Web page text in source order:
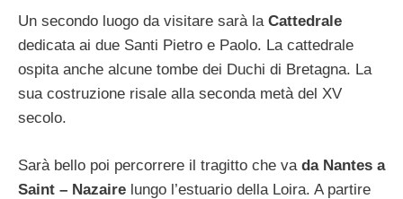
Un secondo luogo da visitare sarà la Cattedrale
dedicata ai due Santi Pietro e Paolo. La cattedrale
ospita anche alcune tombe dei Duchi di Bretagna. La
sua costruzione risale alla seconda metà del XV
secolo.
Sarà bello poi percorrere il tragitto che va da Nantes a
Saint – Nazaire lungo l’estuario della Loira. A partire